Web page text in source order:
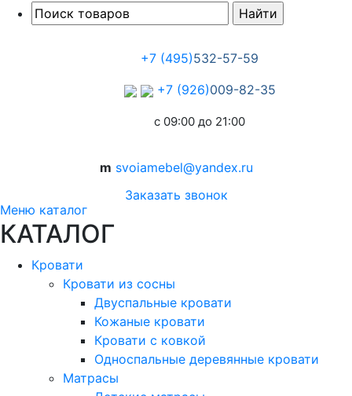
+7 (495)532-57-59
+7 (926)009-82-35
с 09:00 до 21:00
m svoiamebel@yandex.ru
Заказать звонок
Меню каталог
КАТАЛОГ
Кровати
Кровати из сосны
Двуспальные кровати
Кожаные кровати
Кровати с ковкой
Односпальные деревянные кровати
Матрасы